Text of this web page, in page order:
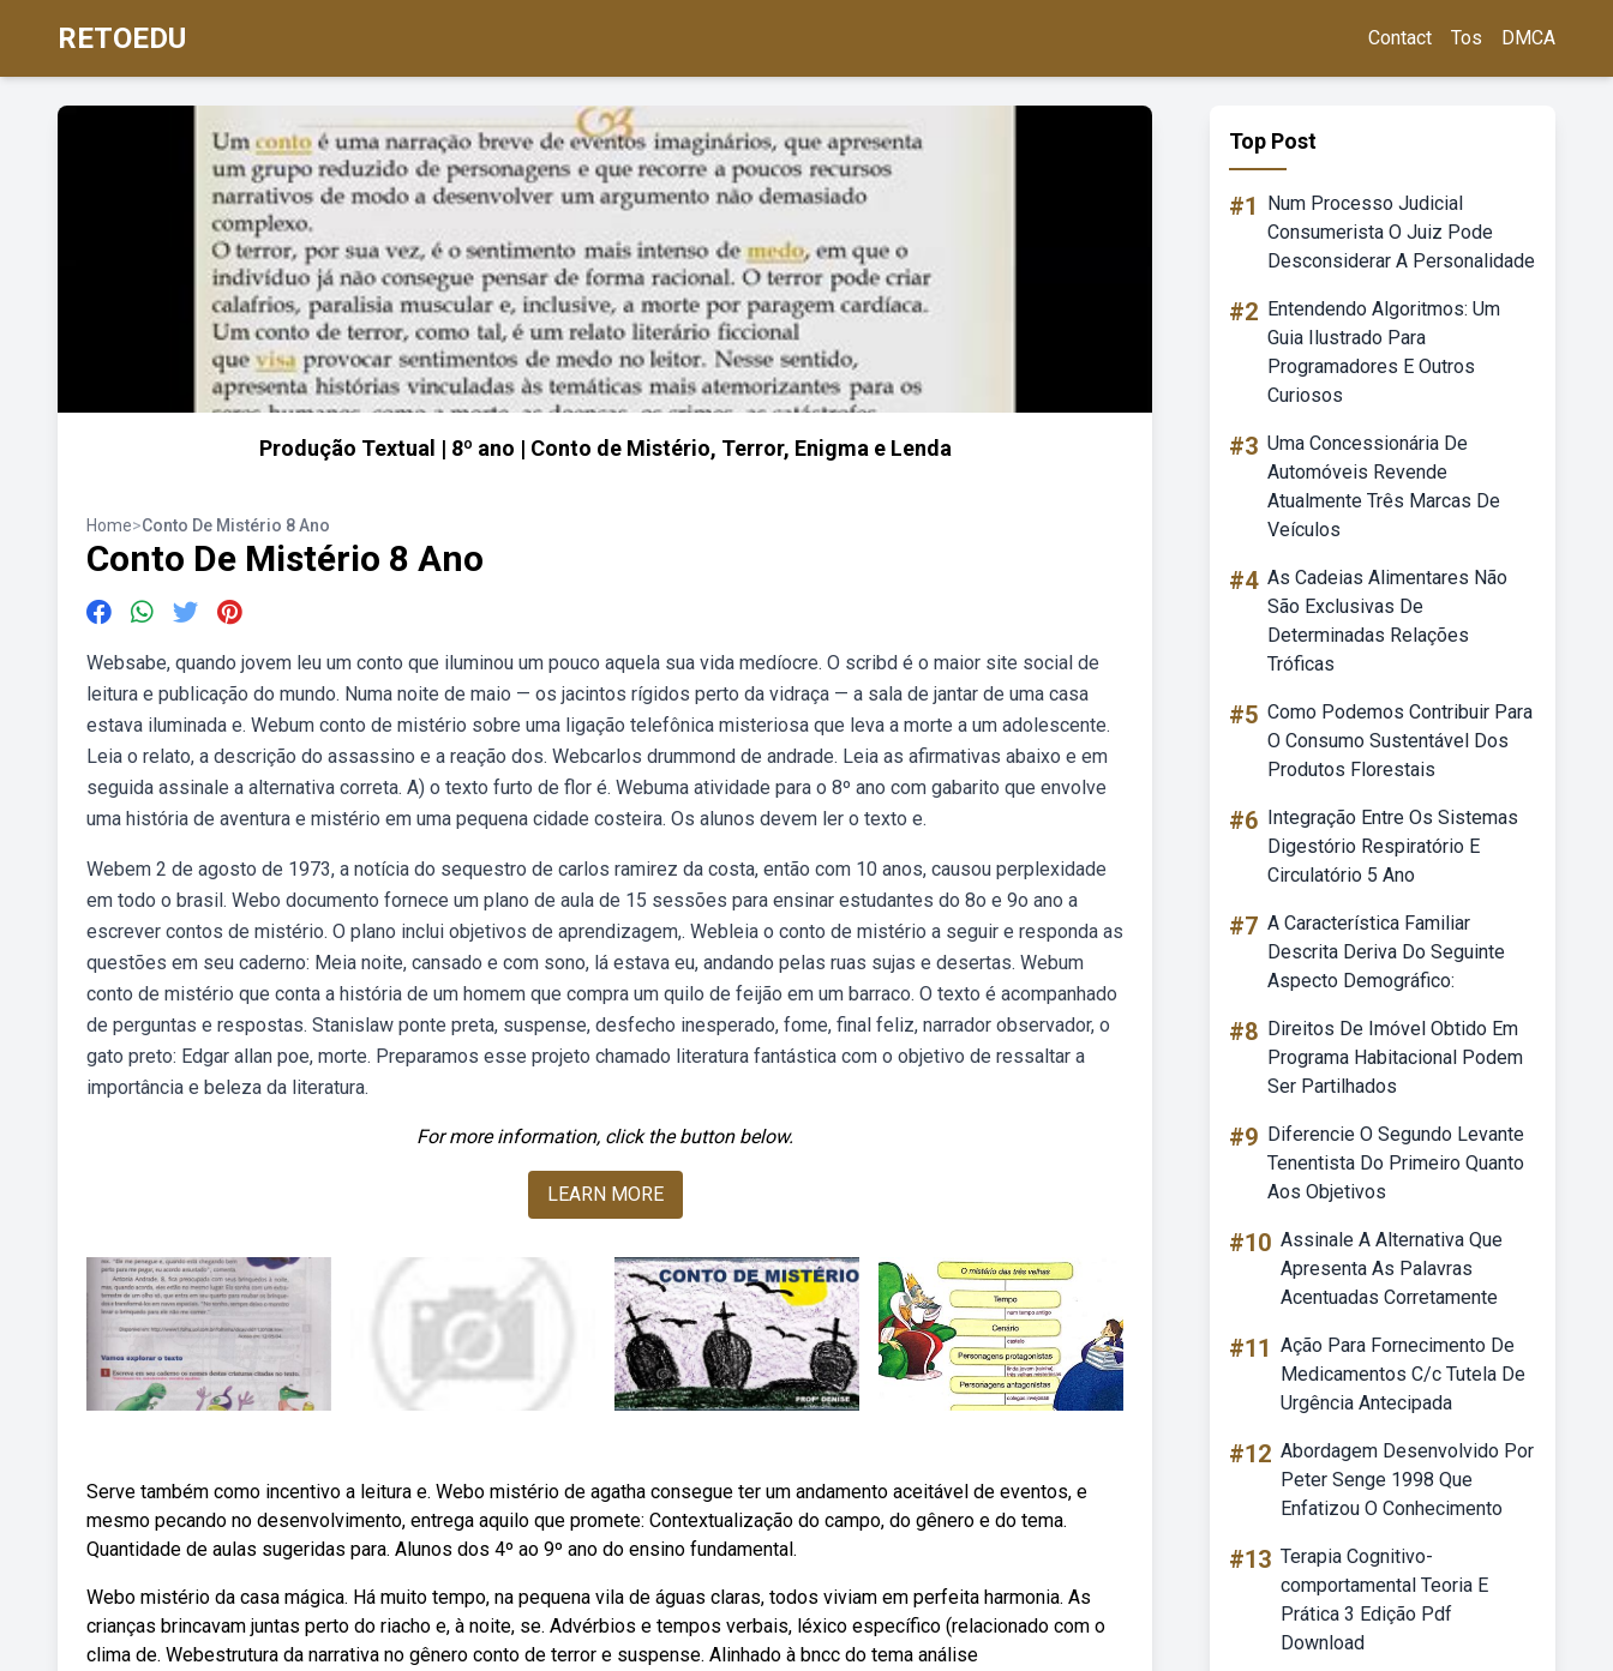
RETOEDU Contact Tos DMCA
Produção Textual | 8º ano | Conto de Mistério, Terror, Enigma e Lenda
Home>Conto De Mistério 8 Ano
Conto De Mistério 8 Ano
Websabe, quando jovem leu um conto que iluminou um pouco aquela sua vida medíocre. O scribd é o maior site social de
leitura e publicação do mundo. Numa noite de maio — os jacintos rígidos perto da vidraça — a sala de jantar de uma casa
estava iluminada e. Webum conto de mistério sobre uma ligação telefônica misteriosa que leva a morte a um adolescente.
Leia o relato, a descrição do assassino e a reação dos. Webcarlos drummond de andrade. Leia as afirmativas abaixo e em
seguida assinale a alternativa correta. A) o texto furto de flor é. Webuma atividade para o 8º ano com gabarito que envolve
uma história de aventura e mistério em uma pequena cidade costeira. Os alunos devem ler o texto e.
Webem 2 de agosto de 1973, a notícia do sequestro de carlos ramirez da costa, então com 10 anos, causou perplexidade
em todo o brasil. Webo documento fornece um plano de aula de 15 sessões para ensinar estudantes do 8o e 9o ano a
escrever contos de mistério. O plano inclui objetivos de aprendizagem,. Webleia o conto de mistério a seguir e responda as
questões em seu caderno: Meia noite, cansado e com sono, lá estava eu, andando pelas ruas sujas e desertas. Webum
conto de mistério que conta a história de um homem que compra um quilo de feijão em um barraco. O texto é acompanhado
de perguntas e respostas. Stanislaw ponte preta, suspense, desfecho inesperado, fome, final feliz, narrador observador, o
gato preto: Edgar allan poe, morte. Preparamos esse projeto chamado literatura fantástica com o objetivo de ressaltar a
importância e beleza da literatura.
For more information, click the button below.
LEARN MORE
Serve também como incentivo a leitura e. Webo mistério de agatha consegue ter um andamento aceitável de eventos, e
mesmo pecando no desenvolvimento, entrega aquilo que promete: Contextualização do campo, do gênero e do tema.
Quantidade de aulas sugeridas para. Alunos dos 4º ao 9º ano do ensino fundamental.
Webo mistério da casa mágica. Há muito tempo, na pequena vila de águas claras, todos viviam em perfeita harmonia. As
crianças brincavam juntas perto do riacho e, à noite, se. Advérbios e tempos verbais, léxico específico (relacionado com o
clima de. Webestrutura da narrativa no gênero conto de terror e suspense. Alinhado à bncc do tema análise
Top Post
#1
Num Processo Judicial
Consumerista O Juiz Pode
Desconsiderar A Personalidade
#2 Entendendo Algoritmos: Um
Guia Ilustrado Para
Programadores E Outros
Curiosos
#3 Uma Concessionária De
Automóveis Revende
Atualmente Três Marcas De
Veículos
#4 As Cadeias Alimentares Não
São Exclusivas De
Determinadas Relações
Tróficas
#5 Como Podemos Contribuir Para
O Consumo Sustentável Dos
Produtos Florestais
#6 Integração Entre Os Sistemas
Digestório Respiratório E
Circulatório 5 Ano
#7 A Característica Familiar
Descrita Deriva Do Seguinte
Aspecto Demográfico:
#8 Direitos De Imóvel Obtido Em
Programa Habitacional Podem
Ser Partilhados
#9 Diferencie O Segundo Levante
Tenentista Do Primeiro Quanto
Aos Objetivos
#10 Assinale A Alternativa Que
Apresenta As Palavras
Acentuadas Corretamente
#11 Ação Para Fornecimento De
Medicamentos C/c Tutela De
Urgência Antecipada
#12 Abordagem Desenvolvido Por
Peter Senge 1998 Que
Enfatizou O Conhecimento
#13 Terapia Cognitivo-
comportamental Teoria E
Prática 3 Edição Pdf
Download